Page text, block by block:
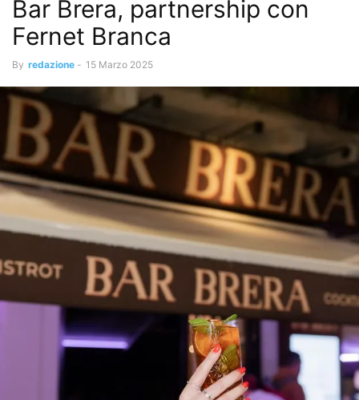
Bar Brera, partnership con
Fernet Branca
By redazione - 15 Marzo 2025